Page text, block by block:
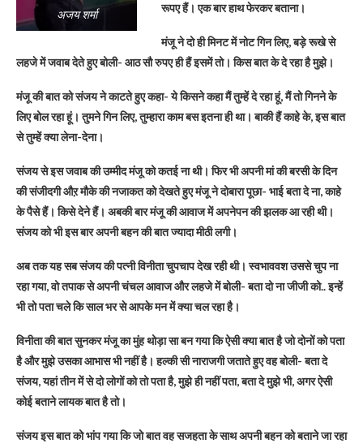
अजय शर्मा
रूपए हैं। एक बार हाथ फेरकर बताना।
मंजू ने दो ही मिनट में नोट गिन लिए, बड़े रूखे से
लहजे में जवाब देते हुए बोली- आठ सौ रुपए ही हैं इसमें तो। किस बात के दे रहा है मुझे।
मंजू की बात को संजय ने काटते हुए कहा- ये किसने कहा मैं तुम्हें दे रहा हूं, मैं तो गिनने के
लिए बोल रहा हूं। तुमने गिन लिए, तुम्हारा काम बस इतना ही था। बाकी हैं काहे के, इस बात
से तुम्हें क्या लेना-देना।
संजय से इस जवाब की उम्मीद मंजू को कतई ना थी। फिर भी अपनी मां की बरसी के दिन
की संजीदगी औऱ मौके की नजाकत को देखते हुए मंजू ने दोबारा पूछा- भाई बता दे ना, काहे
के पैसे हैं। किसे देने हैं। अबकी बार मंजू की आवाज में अपनेपन की झलक आ रही थी।
संजय को भी इस बार अपनी बहन की बात ज्यादा मीठी लगी।
अब तक यह सब संजय की पत्नी विनीता चुपचाप देख रही थी। स्वभाववश उससे चुप ना
रहा गया, वो तपाक से अपनी चंचल आवाज और लहजे में बोली- बता दो ना जीजी को.. इन्हें
भी तो पता चले कि साल भर से आपके मन में क्या चल रहा है।
विनीता की बात सुनकर मंजू का मुंह थोड़ा सा बन गया कि ऐसी क्या बात है जो दोनों को पता
है और मुझे उसका आभास भी नहीं है। हल्की सी नाराजगी जताते हुए वह बोली- बता दे
संजय, यहां तीन में से दो लोगों को तो पता है, मुझे ही नहीं पता, बता दे मुझे भी, अगर ऐसी
कोई बताने लायक बात है तो।
संजय इस बात को भांप गया कि जो बात वह सजहता के साथ अपनी बहन को बताने जा रहा